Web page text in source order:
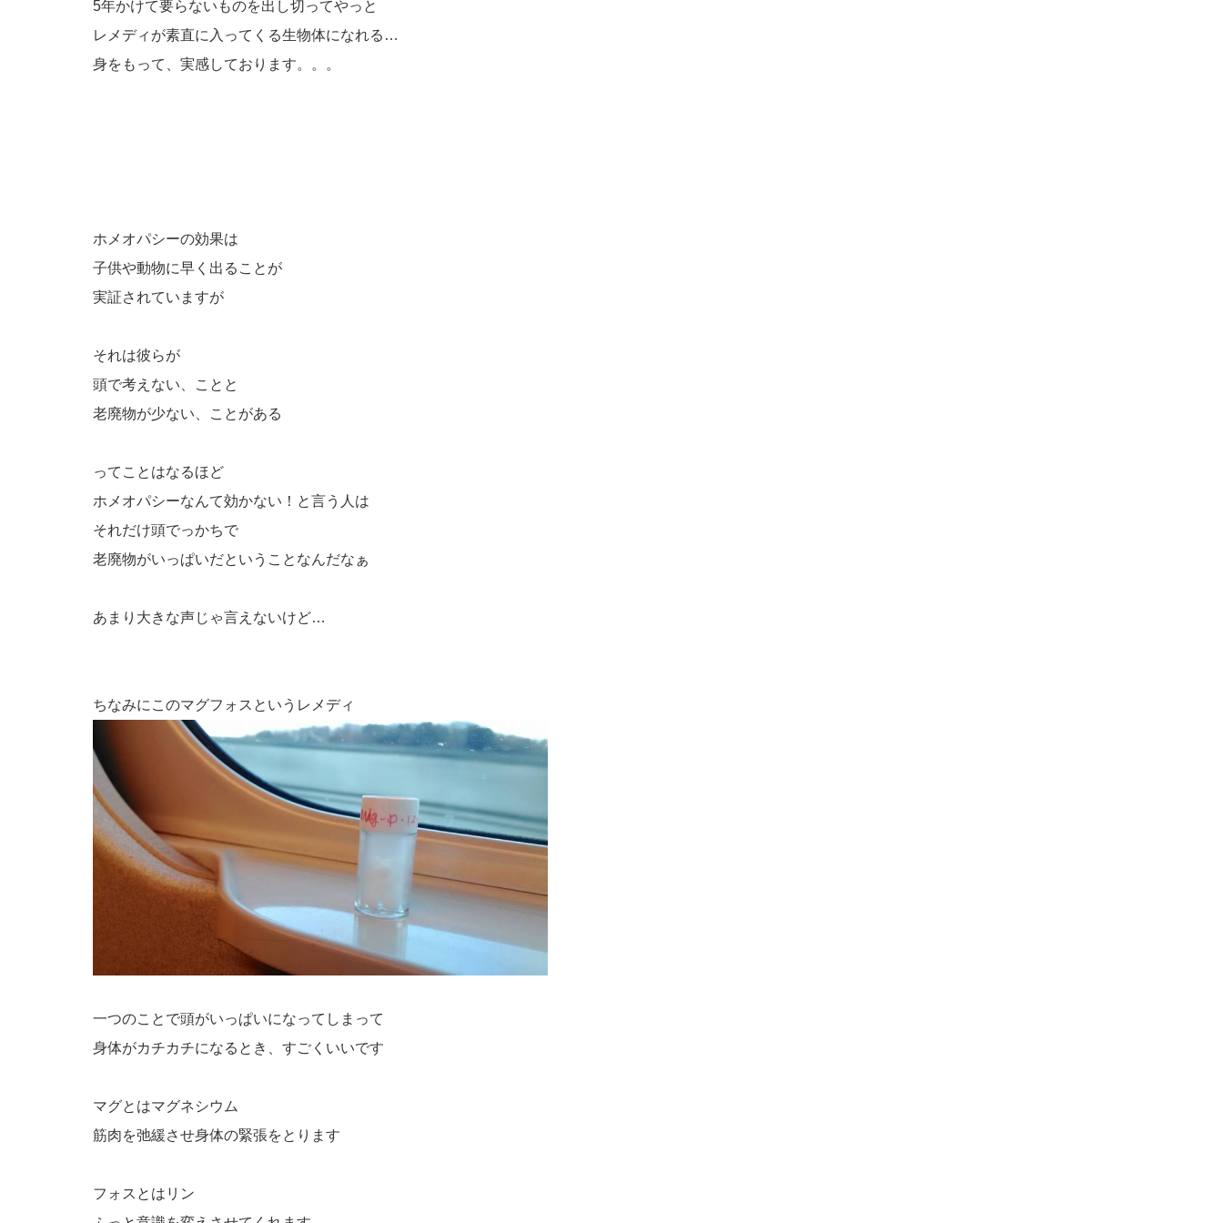
5年かけて要らないものを出し切ってやっと
レメディが素直に入ってくる生物体になれる…
身をもって、実感しております。。。
ホメオパシーの効果は
子供や動物に早く出ることが
実証されていますが
それは彼らが
頭で考えない、ことと
老廃物が少ない、ことがある
ってことはなるほど
ホメオパシーなんて効かない！と言う人は
それだけ頭でっかちで
老廃物がいっぱいだということなんだなぁ
あまり大きな声じゃ言えないけど…
ちなみにこのマグフォスというレメディ
一つのことで頭がいっぱいになってしまって
身体がカチカチになるとき、すごくいいです
マグとはマグネシウム
筋肉を弛緩させ身体の緊張をとります
フォスとはリン